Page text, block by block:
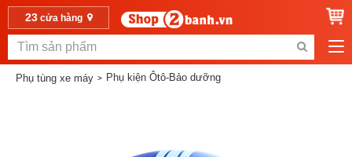
23cửa hàng
Phụ tùng xe máy Phụ kiện Ôtô-Bảo dưỡng